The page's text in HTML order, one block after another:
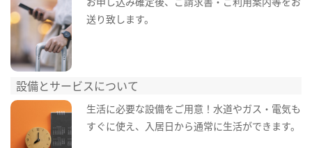
送り致します。
設備とサービスについて
生活に必要な設備をご用意！水道やガス・電気も
すぐに使え、入居日から通常に生活ができます。